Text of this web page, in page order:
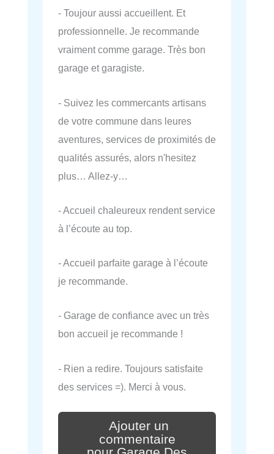
- Toujour aussi accueillent. Et
professionnelle. Je recommande
vraiment comme garage. Très bon
garage et garagiste.
- Suivez les commercants artisans
de votre commune dans leures
aventures, services de proximités de
qualités assurés, alors n'hesitez
plus… Allez-y…
- Accueil chaleureux rendent service
à l’écoute au top.
- Accueil parfaite garage à l’écoute
je recommande.
- Garage de confiance avec un très
bon accueil je recommande !
- Rien a redire. Toujours satisfaite
des services =). Merci à vous.
Ajouter un
commentaire